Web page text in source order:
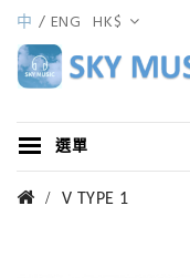
中 ENG HK$
選單
V TYPE 1